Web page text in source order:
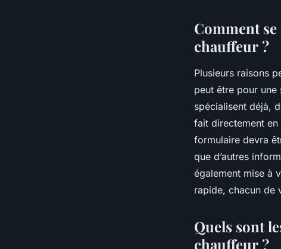
Comment
chauffeur ?
Plusieurs raisons
peut être pour une
spécialisent déjà,
fait directement en
formulaire devra
que d’autres
également mise à
rapide, chacun de
Quels sont
chauffeur ?